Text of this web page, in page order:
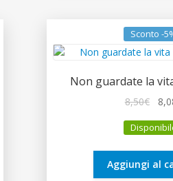
Sconto -
Non guardate la
8,50€
Aggiungi al